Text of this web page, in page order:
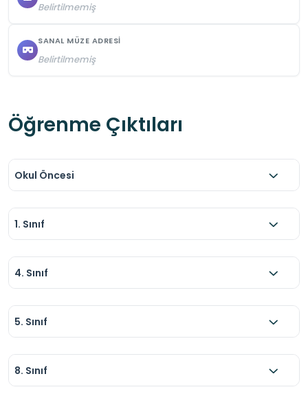
Belirtilmemiş
SANAL MÜZE ADRESI
Belirtilmemiş
Öğrenme Çıktıları
Okul Öncesi
1. Sınıf
4. Sınıf
5. Sınıf
8. Sınıf